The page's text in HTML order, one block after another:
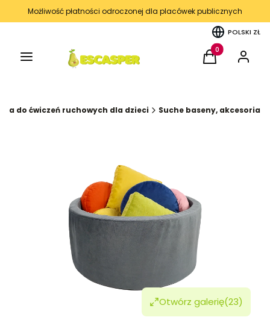
Możliwość płatności odroczonej dla placówek publicznych
POLSKI ZŁ
Menu Produkty w
Koszyk Zaloguj
do ćwiczeń ruchowych dla dzieci Suche baseny, akcesoria
Otwórz galerię(23)